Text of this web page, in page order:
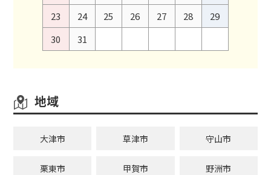
23
24 25 26 27 28
29
30
31
地域
大津市 草津市 守山市
栗東市 甲賀市 野洲市